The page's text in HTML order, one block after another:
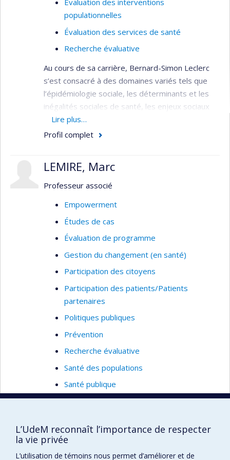
Il travaille actuellement au financement et à la
gestion des soins de longue durée,
particulièrement le soutien à domicile. Il se
préoccupe du transfert de connaissances de la
politiques publiques.
Évaluation des interventions
populationnelles
Évaluation des services de santé
Recherche évaluative
Au cours de sa carrière, Bernard-Simon Leclerc
s’est consacré à des domaines variés tels que
l’épidémiologie sociale, les déterminants et les
inégalités sociales de santé, les enjeux sociaux
liés aux services de santé, ainsi que l’analyse des
réseaux de relations sociales. Il a également
et intersectorielles.
Son intérêt s’est étendu à la recherche clinique et
épidémiologique sur les problématiques touchant
les personnes âgées vulnérables, ainsi qu’à
hospitaliers que communautaires, qui leur sont
dédiés. Il a, par ailleurs, mené des recherches en
nutrition en santé publique, portant notamment
sur les femmes enceintes issues de milieux
défavorisés.
activités d’érudition, ayant accepté de nouvelles
responsabilités académiques et administratives.
Lire plus…
Profil complet
LEMIRE, Marc
Professeur associé
Empowerment
Études de cas
Évaluation de programme
Gestion du changement (en santé)
Participation des citoyens
Participation des patients/Patients
partenaires
Politiques publiques
Prévention
Recherche évaluative
Santé des populations
Santé publique
Transfert/échanges de connaissances
Gouvernance, innovation et communication dans
L’UdeM reconnaît l’importance de respecter
la vie privée
L’utilisation de témoins nous permet d’améliorer et de